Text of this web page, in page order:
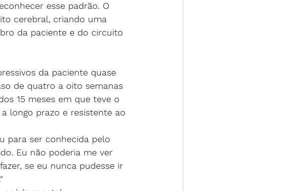
esse padrão. O
cerebral, criando uma
da paciente e do circuito
da paciente quase
de quatro a oito semanas
15 meses em que teve o
longo prazo e resistente ao
para ser conhecida pelo
Eu não poderia me ver
se eu nunca pudesse ir